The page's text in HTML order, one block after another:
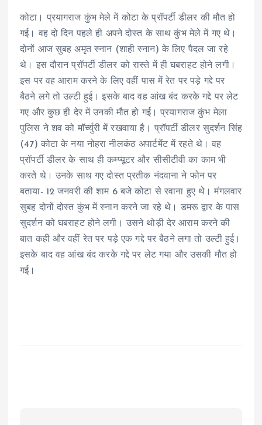
कोटा। प्रयागराज कुंभ मेले में कोटा के प्रॉपर्टी डीलर की मौत हो
गई। वह दो दिन पहले ही अपने दोस्त के साथ कुंभ मेले में गए थे।
दोनों आज सुबह अमृत स्नान (शाही स्नान) के लिए पैदल जा रहे
थे। इस दौरान प्रॉपर्टी डीलर को रास्ते में ही घबराहट होने लगी।
इस पर वह आराम करने के लिए वहीं पास में रेत पर पड़े गद्दे पर
बैठने लगे तो उल्टी हुई। इसके बाद वह आंख बंद करके गद्दे पर लेट
गए और कुछ ही देर में उनकी मौत हो गई। प्रयागराज कुंभ मेला
पुलिस ने शव को मॉर्च्युरी में रखवाया है। प्रॉपर्टी डीलर सुदर्शन सिंह
(47) कोटा के नया नोहरा नीलकंठ अपार्टमेंट में रहते थे। वह
प्रॉपर्टी डीलर के साथ ही कम्प्यूटर और सीसीटीवी का काम भी
करते थे। उनके साथ गए दोस्त प्रतीक नंदवाना ने फोन पर
बताया- 12 जनवरी की शाम 6 बजे कोटा से रवाना हुए थे। मंगलवार
सुबह दोनों दोस्त कुंभ में स्नान करने जा रहे थे। डमरू द्वार के पास
सुदर्शन को घबराहट होने लगी। उसने थोड़ी देर आराम करने की
बात कही और वहीं रेत पर पड़े एक गद्दे पर बैठने लगा तो उल्टी हुई।
इसके बाद वह आंख बंद करके गद्दे पर लेट गया और उसकी मौत हो
गई।